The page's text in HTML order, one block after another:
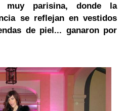
muy parisina, donde la
se reflejan en vestidos
de piel... ganaron por